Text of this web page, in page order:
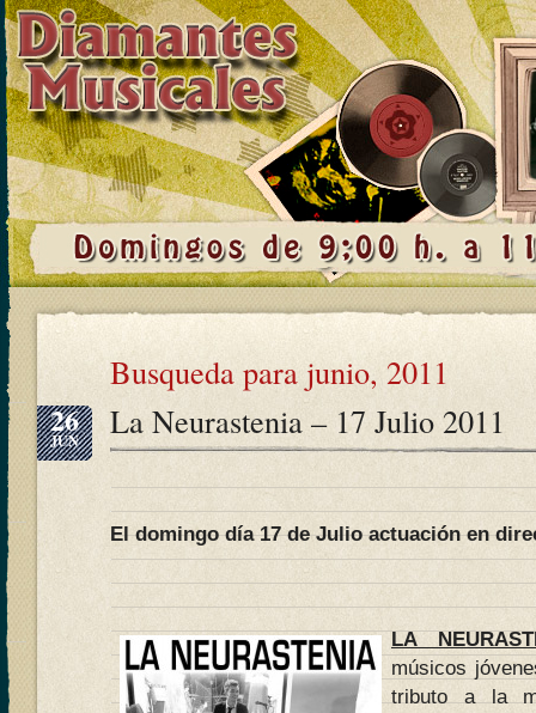
Busqueda para junio, 2011
26
JUN La Neurastenia – 17 Julio 2011
El domingo día 17 de Julio actuación en
LA
músicos
tributo a la